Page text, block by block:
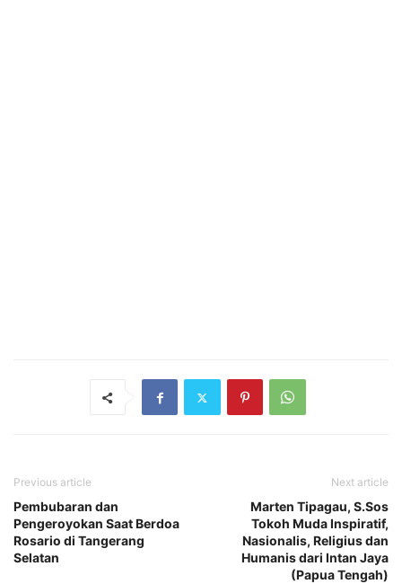
Previous article
Pembubaran dan
Pengeroyokan Saat Berdoa
Rosario di Tangerang
Selatan
Next article
Marten Tipagau, S.Sos
Tokoh Muda Inspiratif,
Nasionalis, Religius dan
Humanis dari Intan Jaya
(Papua Tengah)